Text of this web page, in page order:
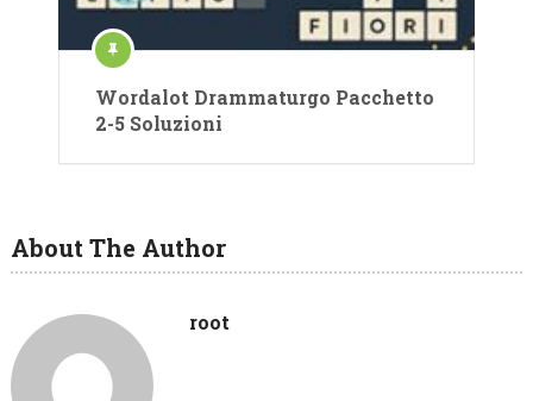
Wordalot Drammaturgo Pacchetto
2-5 Soluzioni
About The Author
root